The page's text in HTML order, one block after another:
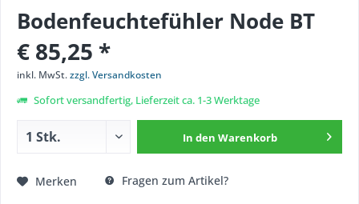
Bodenfeuchtefühler Node BT
€ 85,25 *
inkl. MwSt.zzgl. Versandkosten
Sofort versandfertig, Lieferzeit ca. 1-3 Werktage
In den Warenkorb
Merken Fragen zum Artikel?